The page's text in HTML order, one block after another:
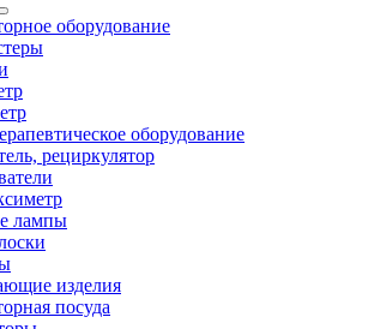
оборудование
оборудование
рециркулятор
лампы
изделия
посуда